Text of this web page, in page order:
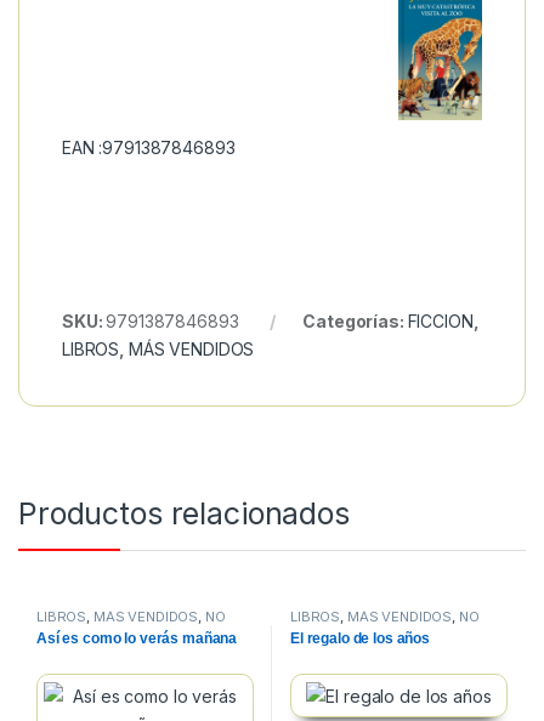
EAN :9791387846893
SKU:9791387846893 Categorías: FICCION
LIBROS MÁS VENDIDOS
Productos relacionados
LIBROS MÁS VENDIDOS NO
FICCION
Así es como lo verás mañana
LIBROS MÁS VENDIDOS NO
FICCION
El regalo de los años